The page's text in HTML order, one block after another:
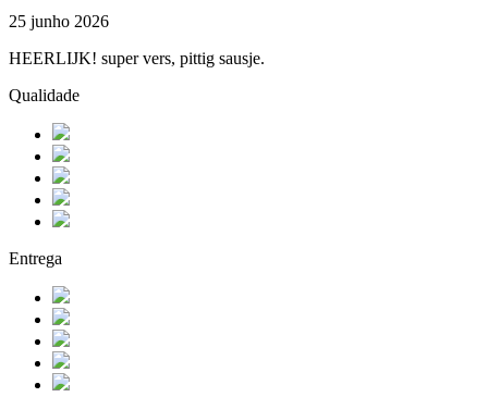
25 junho 2026
HEERLIJK! super vers, pittig sausje.
Qualidade
Entrega